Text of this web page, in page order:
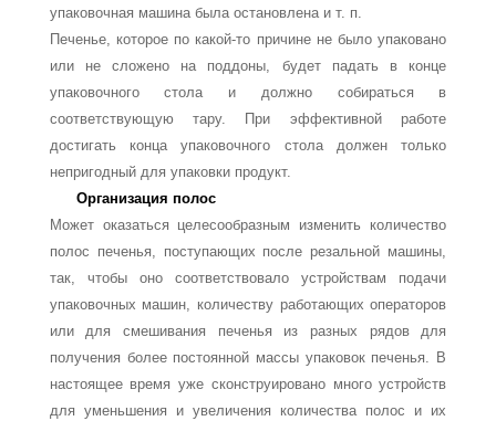
упаковочная машина была остановлена и т. п.
Печенье, которое по какой-то причине не было упаковано
или не сложено на поддо­ны, будет падать в конце
упаковочного стола и должно собираться в
соответствующую тару. При эффективной работе
достигать конца упаковочного стола должен только
непригодный для упаковки продукт.
Организация полос
Может оказаться целесообразным изменить количество
полос печенья, поступающих после резальной машины,
так, чтобы оно соответствовало устройствам подачи
упако­вочных машин, количеству работающих операторов
или для смешивания печенья из разных рядов для
получения более постоянной массы упаковок печенья. В
настоящее время уже сконструировано много устройств
для уменьшения и увеличения количе­ства полос и их